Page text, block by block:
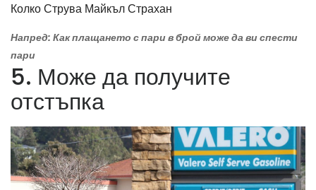
Колко Струва Майкъл Страхан
Напред: Как плащането с пари в брой може да ви спести
пари
5. Може да получите
отстъпка